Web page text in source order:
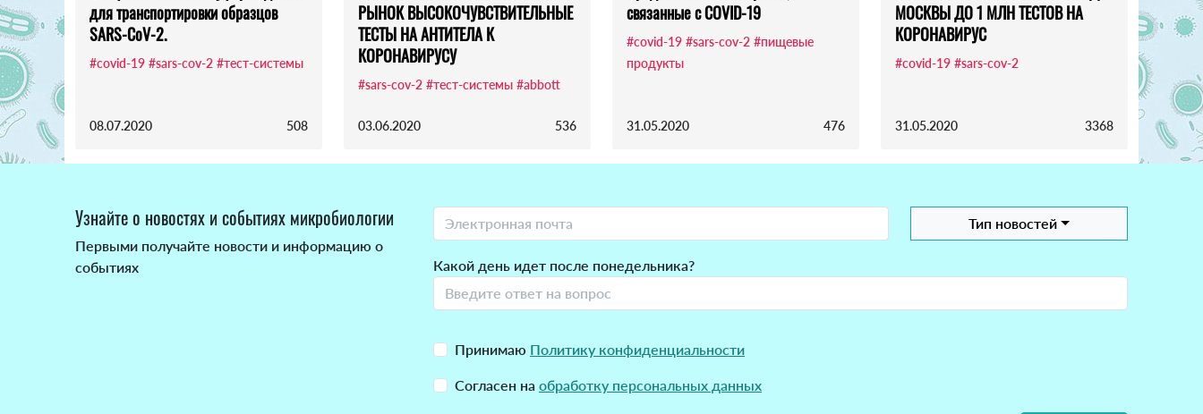
для транспортировки образцов
SARS-CoV-2.
#covid-19 #sars-cov-2 #тест-системы
08.07.2020 508
РЫНОК ВЫСОКОЧУВСТВИТЕЛЬНЫЕ
ТЕСТЫ НА АНТИТЕЛА К
КОРОНАВИРУСУ
#sars-cov-2 #тест-системы #abbott
03.06.2020 536
связанные с COVID-19
#covid-19 #sars-cov-2 #пищевые
продукты
31.05.2020 476
МОСКВЫ ДО 1 МЛН ТЕСТОВ НА
КОРОНАВИРУС
#covid-19 #sars-cov-2
31.05.2020 3368
Узнайте о новостях и событиях микробиологии
Первыми получайте новости и информацию о
событиях
Тип новостей
Какой день идет после понедельника?
Принимаю Политику конфиденциальности
Согласен на обработку персональных данных